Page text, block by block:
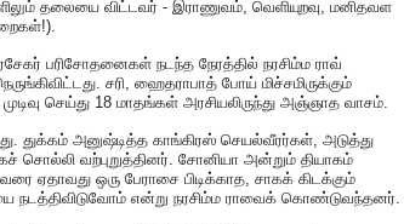
தலையை விட்டவர் - இராணுவம், வெளியுறவு, மனிதவள
பரிசோதனைகள் நடந்த நேரத்தில் நரசிம்ம ராவ்
சரி, ஹைதராபாத் போய் மிச்சமிருக்கும்
செய்து 18 மாதங்கள் அரசியலிருந்து அஞ்ஞாத வாசம்.
துக்கம் அனுஷ்டித்த காங்கிரஸ் செயல்வீரர்கள், அடுத்து
சொல்லி வற்புறுத்தினர். சோனியா அன்றும் தியாகம்
ஏதாவது ஒரு பேராசை பிடிக்காத, சாகக் கிடக்கும்
என்று நரசிம்ம ராவைக் கொண்டுவந்தனர்.